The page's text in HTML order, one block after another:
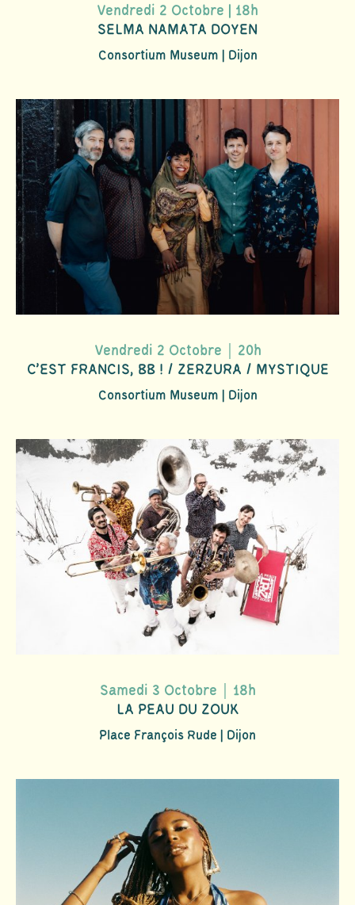
Vendredi 2 Octobre | 18h
SELMA NAMATA DOYEN
Consortium Museum | Dijon
Vendredi 2 Octobre｜20h
C'EST FRANCIS, BB ! / ZERZURA / MYSTIQUE
Consortium Museum | Dijon
Samedi 3 Octobre｜18h
LA PEAU DU ZOUK
Place François Rude | Dijon